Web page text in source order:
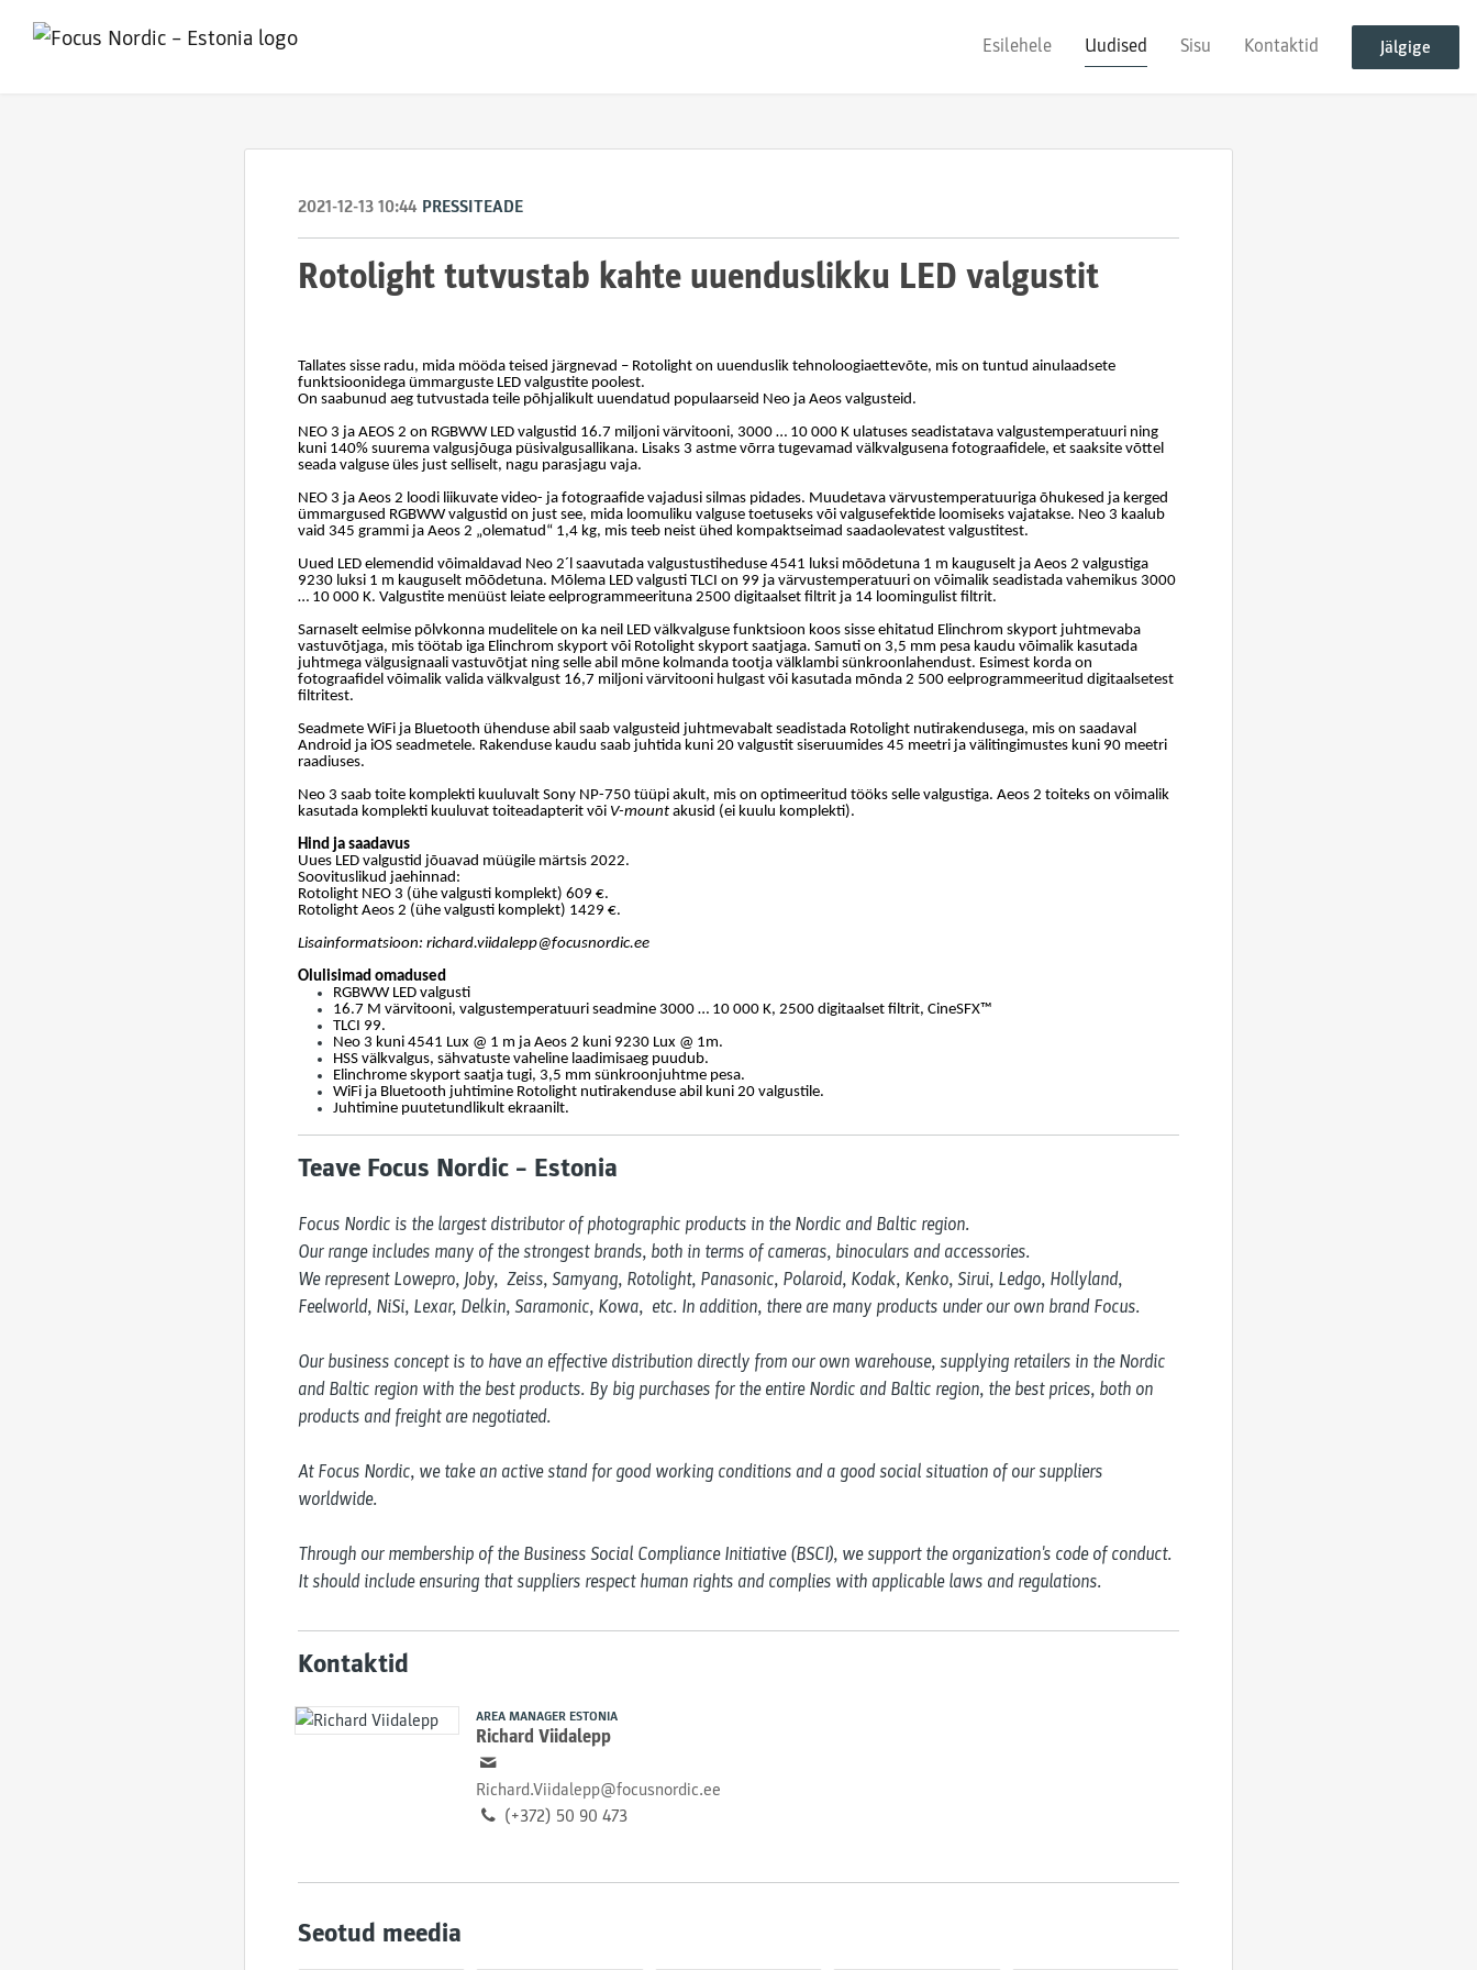
Esilehele Uudised Sisu Kontaktid Jälgige
2021-12-13 10:44 PRESSITEADE
Rotolight tutvustab kahte uuenduslikku LED valgustit
Tallates sisse radu, mida mööda teised järgnevad – Rotolight on uuenduslik tehnoloogiaettevõte, mis on tuntud ainulaadsete
funktsioonidega ümmarguste LED valgustite poolest.
On saabunud aeg tutvustada teile põhjalikult uuendatud populaarseid Neo ja Aeos valgusteid.
NEO 3 ja AEOS 2 on RGBWW LED valgustid 16.7 miljoni värvitooni, 3000 … 10 000 K ulatuses seadistatava valgustemperatuuri ning
kuni 140% suurema valgusjõuga püsivalgusallikana. Lisaks 3 astme võrra tugevamad välkvalgusena fotograafidele, et saaksite võttel
seada valguse üles just selliselt, nagu parasjagu vaja.
NEO 3 ja Aeos 2 loodi liikuvate video- ja fotograafide vajadusi silmas pidades. Muudetava värvustemperatuuriga õhukesed ja kerged
ümmargused RGBWW valgustid on just see, mida loomuliku valguse toetuseks või valgusefektide loomiseks vajatakse. Neo 3 kaalub
vaid 345 grammi ja Aeos 2 „olematud“ 1,4 kg, mis teeb neist ühed kompaktseimad saadaolevatest valgustitest.
Uued LED elemendid võimaldavad Neo 2´l saavutada valgustustiheduse 4541 luksi mõõdetuna 1 m kauguselt ja Aeos 2 valgustiga
9230 luksi 1 m kauguselt mõõdetuna. Mõlema LED valgusti TLCI on 99 ja värvustemperatuuri on võimalik seadistada vahemikus 3000
… 10 000 K. Valgustite menüüst leiate eelprogrammeerituna 2500 digitaalset filtrit ja 14 loomingulist filtrit.
Sarnaselt eelmise põlvkonna mudelitele on ka neil LED välkvalguse funktsioon koos sisse ehitatud Elinchrom skyport juhtmevaba
vastuvõtjaga, mis töötab iga Elinchrom skyport või Rotolight skyport saatjaga. Samuti on 3,5 mm pesa kaudu võimalik kasutada
juhtmega välgusignaali vastuvõtjat ning selle abil mõne kolmanda tootja välklambi sünkroonlahendust. Esimest korda on
fotograafidel võimalik valida välkvalgust 16,7 miljoni värvitooni hulgast või kasutada mõnda 2 500 eelprogrammeeritud digitaalsetest
filtritest.
Seadmete WiFi ja Bluetooth ühenduse abil saab valgusteid juhtmevabalt seadistada Rotolight nutirakendusega, mis on saadaval
Android ja iOS seadmetele. Rakenduse kaudu saab juhtida kuni 20 valgustit siseruumides 45 meetri ja välitingimustes kuni 90 meetri
raadiuses.
Neo 3 saab toite komplekti kuuluvalt Sony NP-750 tüüpi akult, mis on optimeeritud tööks selle valgustiga. Aeos 2 toiteks on võimalik
kasutada komplekti kuuluvat toiteadapterit või V-mount akusid (ei kuulu komplekti).
Hind ja saadavus
Uues LED valgustid jõuavad müügile märtsis 2022.
Soovituslikud jaehinnad:
Rotolight NEO 3 (ühe valgusti komplekt) 609 €.
Rotolight Aeos 2 (ühe valgusti komplekt) 1429 €.
Lisainformatsioon: richard.viidalepp@focusnordic.ee
Olulisimad omadused
RGBWW LED valgusti
16.7 M värvitooni, valgustemperatuuri seadmine 3000 … 10 000 K, 2500 digitaalset filtrit, CineSFX™
TLCI 99.
Neo 3 kuni 4541 Lux @ 1 m ja Aeos 2 kuni 9230 Lux @ 1m.
HSS välkvalgus, sähvatuste vaheline laadimisaeg puudub.
Elinchrome skyport saatja tugi, 3,5 mm sünkroonjuhtme pesa.
WiFi ja Bluetooth juhtimine Rotolight nutirakenduse abil kuni 20 valgustile.
Juhtimine puutetundlikult ekraanilt.
Teave Focus Nordic – Estonia
Focus Nordic is the largest distributor of photographic products in the Nordic and Baltic region.
Our range includes many of the strongest brands, both in terms of cameras, binoculars and accessories.
We represent Lowepro, Joby,  Zeiss, Samyang, Rotolight, Panasonic, Polaroid, Kodak, Kenko, Sirui, Ledgo, Hollyland,
Feelworld, NiSi, Lexar, Delkin, Saramonic, Kowa,  etc. In addition, there are many products under our own brand Focus.
Our business concept is to have an effective distribution directly from our own warehouse, supplying retailers in the Nordic
and Baltic region with the best products. By big purchases for the entire Nordic and Baltic region, the best prices, both on
products and freight are negotiated.
At Focus Nordic, we take an active stand for good working conditions and a good social situation of our suppliers
worldwide.
Through our membership of the Business Social Compliance Initiative (BSCI), we support the organization's code of conduct.
It should include ensuring that suppliers respect human rights and complies with applicable laws and regulations.
Kontaktid
AREA MANAGER ESTONIA
Richard Viidalepp
Richard.Viidalepp@focusnordic.ee
(+372) 50 90 473
Seotud meedia